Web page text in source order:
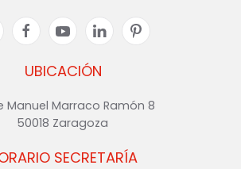
UBICACIÓN
Manuel Marraco Ramón 8
50018 Zaragoza
SECRETARÍA